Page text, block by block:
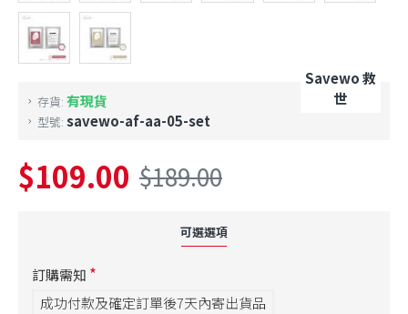
存貨: 有現貨
型號: savewo-af-aa-05-set
Savewo 救
世
$109.00 $189.00
可選選項
訂購需知
成功付款及確定訂單後7天內寄出貨品